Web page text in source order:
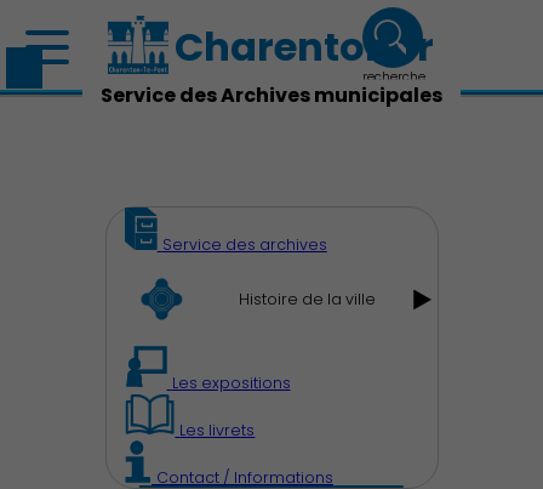
Charenton.fr
recherche
Service des Archives municipales
Service des archives
Histoire de la ville
Les expositions
Les livrets
Contact / Informations